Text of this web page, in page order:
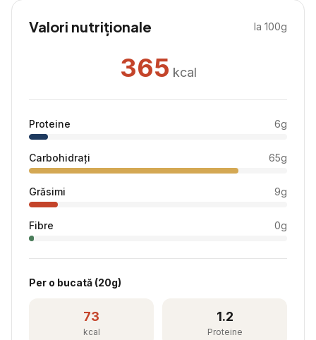
Valori nutriționale la 100g
365 kcal
Proteine 6g
Carbohidrați 65g
Grăsimi 9g
Fibre 0g
Per o bucată (20g)
73
kcal
1.2
Proteine